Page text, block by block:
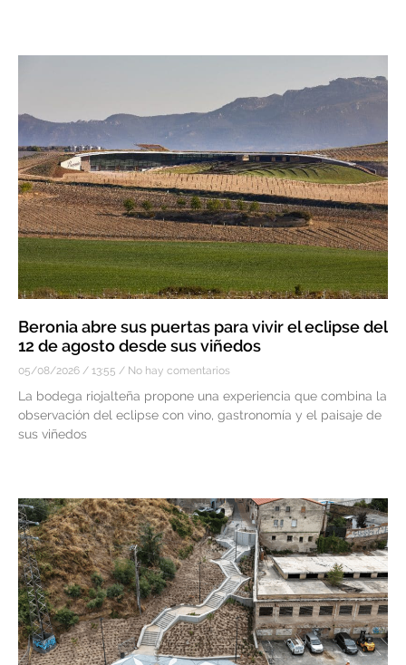
Beronia abre sus puertas para vivir el eclipse del
12 de agosto desde sus viñedos
05/08/2026 13:55 No hay comentarios
La bodega riojalteña propone una experiencia que combina la
observación del eclipse con vino, gastronomía y el paisaje de
sus viñedos